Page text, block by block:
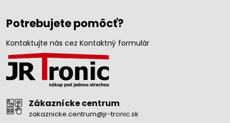
Potrebujete pomôcť?
Kontaktujte nás cez Kontaktný formulár
Zákaznícke centrum
zakaznicke.centrum@jr-tronic.sk